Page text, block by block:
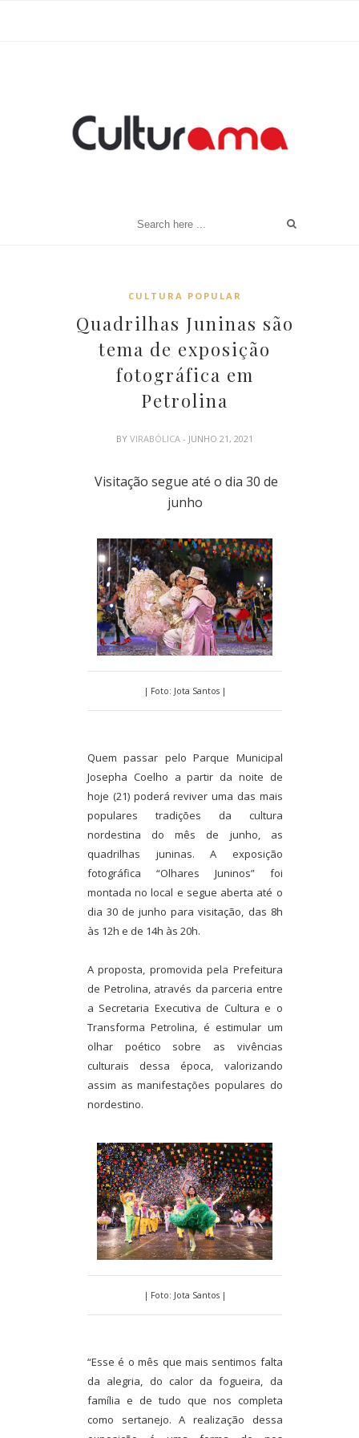
CULTURA POPULAR
Quadrilhas Juninas são
tema de exposição
fotográfica em
Petrolina
BYVIRABÓLICA- JUNHO 21, 2021
Visitação segue até o dia 30 de
junho
| Foto: Jota Santos |
Quem passar pelo Parque Municipal
Josepha Coelho a partir da noite de
hoje (21) poderá reviver uma das mais
populares tradições da cultura
nordestina do mês de junho, as
quadrilhas juninas. A exposição
fotográfica “Olhares Juninos” foi
montada no local e segue aberta até o
dia 30 de junho para visitação, das 8h
às 12h e de 14h às 20h.
A proposta, promovida pela Prefeitura
de Petrolina, através da parceria entre
a Secretaria Executiva de Cultura e o
Transforma Petrolina, é estimular um
olhar poético sobre as vivências
culturais dessa época, valorizando
assim as manifestações populares do
nordestino.
| Foto: Jota Santos |
“Esse é o mês que mais sentimos falta
da alegria, do calor da fogueira, da
família e de tudo que nos completa
como sertanejo. A realização dessa